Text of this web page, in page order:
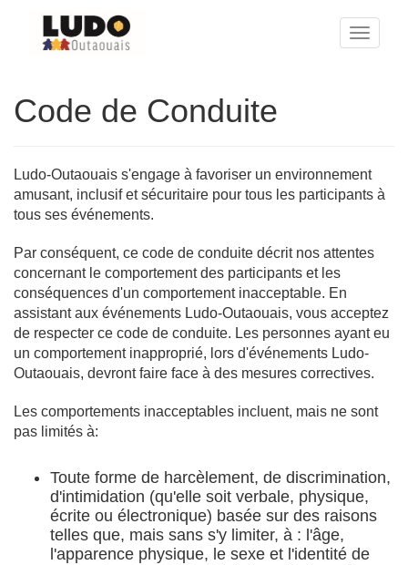
Toggle
Code de Conduite
Ludo-Outaouais s'engage à favoriser un environnement
amusant, inclusif et sécuritaire pour tous les participants à
tous ses événements.
Par conséquent, ce code de conduite décrit nos attentes
concernant le comportement des participants et les
conséquences d'un comportement inacceptable. En
assistant aux événements Ludo-Outaouais, vous acceptez
de respecter ce code de conduite. Les personnes ayant eu
un comportement inapproprié, lors d'événements Ludo-
Outaouais, devront faire face à des mesures correctives.
Les comportements inacceptables incluent, mais ne sont
pas limités à:
Toute forme de harcèlement, de discrimination,
d'intimidation (qu'elle soit verbale, physique,
écrite ou électronique) basée sur des raisons
telles que, mais sans s'y limiter, à : l'âge,
l'apparence physique, le sexe et l'identité de